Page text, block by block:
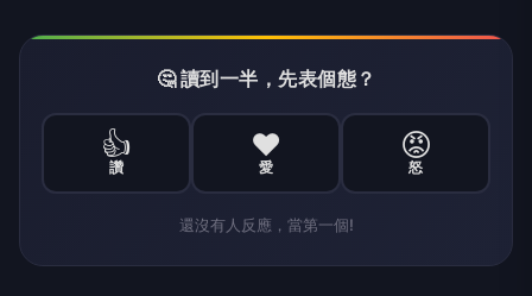
🤔 讀到一半，先表個態？
👍
讚
❤️
愛
😡
怒
還沒有人反應，當第一個!